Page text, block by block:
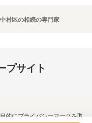
村区の相続の専門家
プサイト
的にプライバシーマークを取